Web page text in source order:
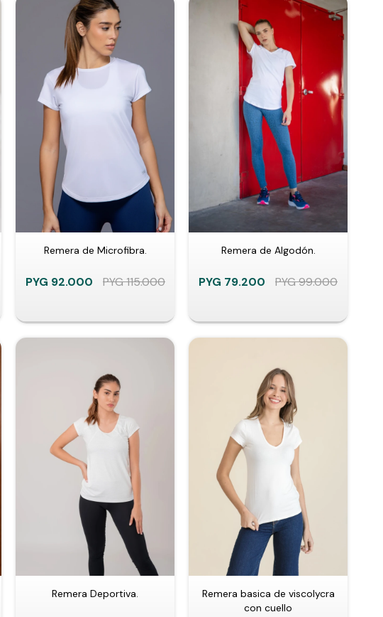
Remera de Microfibra.
PYG 92.000 PYG115.000
Remera de Algodón.
PYG 79.200 PYG99.000
Remera Deportiva.
Remera basica de viscolycra
con cuello